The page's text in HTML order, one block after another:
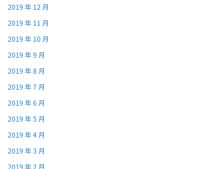
2019 年 12 月
2019 年 11 月
2019 年 10 月
2019 年 9 月
2019 年 8 月
2019 年 7 月
2019 年 6 月
2019 年 5 月
2019 年 4 月
2019 年 3 月
2019 年 2 月